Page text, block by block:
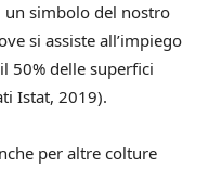
simbolo del nostro
si assiste all’impiego
50% delle superfici
Istat, 2019).
per altre colture